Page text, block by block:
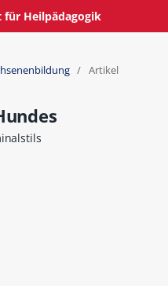
für Heilpädagogik
/ Artikel